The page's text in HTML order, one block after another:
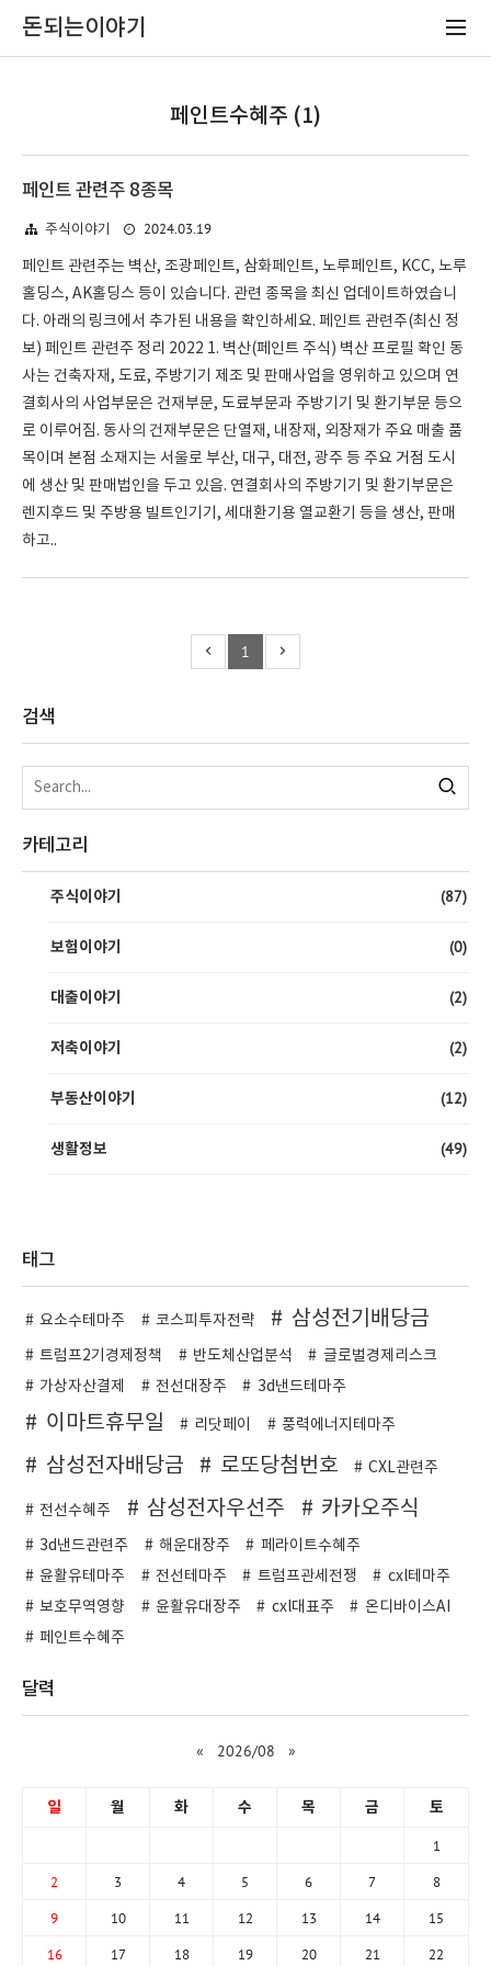
돈되는이야기
페인트수혜주 (1)
페인트 관련주 8종목
주식이야기 2024.03.19
페인트 관련주는 벽산, 조광페인트, 삼화페인트, 노루페인트, KCC, 노루
홀딩스, AK홀딩스 등이 있습니다. 관련 종목을 최신 업데이트하였습니
다. 아래의 링크에서 추가된 내용을 확인하세요. 페인트 관련주(최신 정
보) 페인트 관련주 정리 2022 1. 벽산(페인트 주식) 벽산 프로필 확인 동
사는 건축자재, 도료, 주방기기 제조 및 판매사업을 영위하고 있으며 연
결회사의 사업부문은 건재부문, 도료부문과 주방기기 및 환기부문 등으
로 이루어짐. 동사의 건재부문은 단열재, 내장재, 외장재가 주요 매출 품
목이며 본점 소재지는 서울로 부산, 대구, 대전, 광주 등 주요 거점 도시
에 생산 및 판매법인을 두고 있음. 연결회사의 주방기기 및 환기부문은
렌지후드 및 주방용 빌트인기기, 세대환기용 열교환기 등을 생산, 판매
하고..
1
검색
카테고리
주식이야기 (87)
보험이야기 (0)
대출이야기 (2)
저축이야기 (2)
부동산이야기 (12)
생활정보 (49)
태그
요소수테마주 코스피투자전략 삼성전기배당금
트럼프2기경제정책 반도체산업분석
글로벌경제리스크
가상자산결제
전선대장주 3d낸드테마주
이마트휴무일 리닷페이 풍력에너지테마주
삼성전자배당금 로또당첨번호 CXL관련주
전선수혜주 삼성전자우선주 카카오주식
3d낸드관련주 해운대장주
페라이트수혜주
윤활유테마주
전선테마주 트럼프관세전쟁
cxl테마주
보호무역영향
윤활유대장주 cxl대표주
온디바이스AI
페인트수혜주
달력
« 2026/08 »
일 월 화 수 목 금 토
1
2 3 4 5 6 7 8
9 10 11 12 13 14 15
16 17 18 19 20 21 22